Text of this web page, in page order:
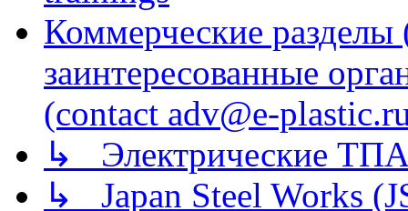
Коммерческие
заинтересованные
(contact adv@e-
↳ Электрические
↳ Japan Steel Works